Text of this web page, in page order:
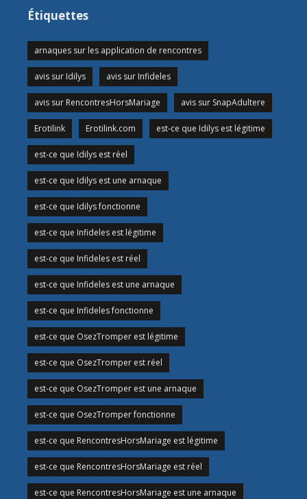
Étiquettes
arnaques sur les application de rencontres
avis sur Idilys avis sur Infideles
avis sur RencontresHorsMariage avis sur SnapAdultere
Erotilink Erotilink.com est-ce que Idilys est légitime
est-ce que Idilys est réel
est-ce que Idilys est une arnaque
est-ce que Idilys fonctionne
est-ce que Infideles est légitime
est-ce que Infideles est réel
est-ce que Infideles est une arnaque
est-ce que Infideles fonctionne
est-ce que OsezTromper est légitime
est-ce que OsezTromper est réel
est-ce que OsezTromper est une arnaque
est-ce que OsezTromper fonctionne
est-ce que RencontresHorsMariage est légitime
est-ce que RencontresHorsMariage est réel
est-ce que RencontresHorsMariage est une arnaque